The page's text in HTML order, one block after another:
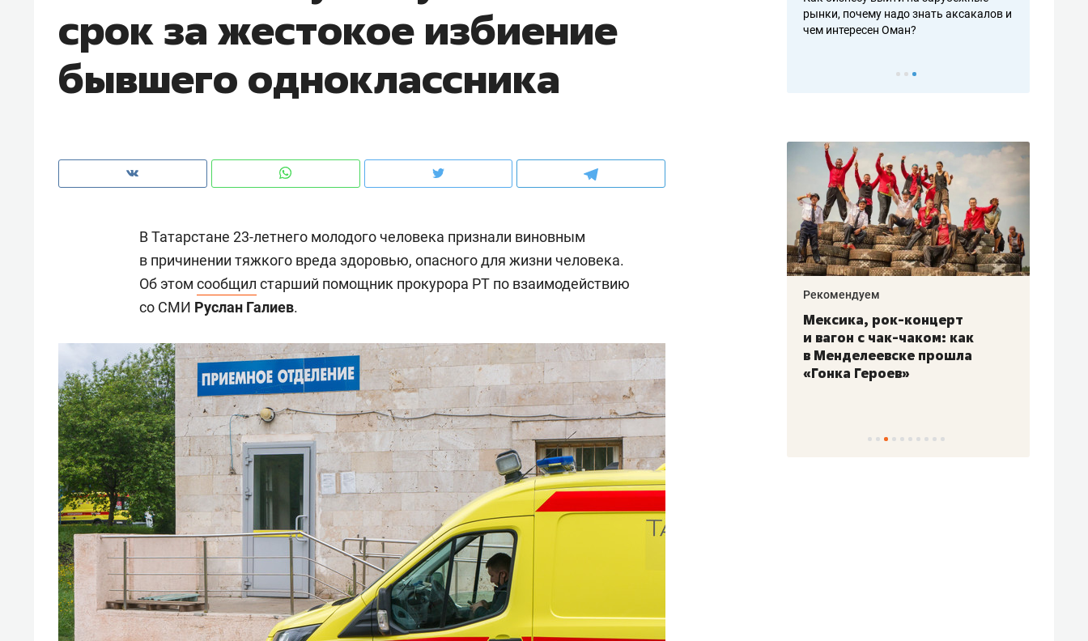
срок за жестокое избиение
бывшего одноклассника
В Татарстане 23-летнего молодого человека признали виновным
в причинении тяжкого вреда здоровью, опасного для жизни человека.
Об этом сообщил старший помощник прокурора РТ по взаимодействию
со СМИ Руслан Галиев.
чем интересен Оман?
о трехкратном росте цен, дотошных
клиентах и чудных запросах мастеров
налогах и развитии без кредитов
рынки, почему надо знать аксакалов и
чем интересен Оман?
Как ГК «МИР ГРУПП» и ВТБ
комфорта под Казанью
Рекомендуем
безопасность в ЖК «Нова»
Рекомендуем
с ментальным и физическим
состоянием как основа
антихрупких команд
Рекомендуем
Мексика, рок-концерт
и вагон с чак-чаком: как
в Менделеевске прошла
«Гонка Героев»